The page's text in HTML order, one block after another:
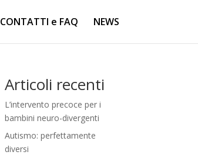
CONTATTI e FAQ NEWS
Articoli recenti
L’intervento precoce per i
bambini neuro-divergenti
Autismo: perfettamente
diversi